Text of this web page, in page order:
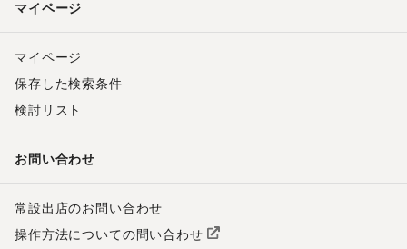
マイページ
マイページ
保存した検索条件
検討リスト
お問い合わせ
常設出店のお問い合わせ
操作方法についての問い合わせ